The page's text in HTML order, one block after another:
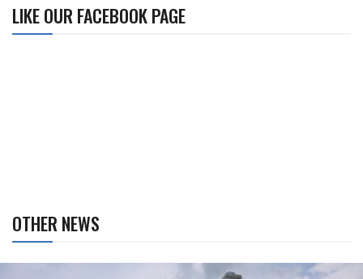
LIKE OUR FACEBOOK PAGE
OTHER NEWS